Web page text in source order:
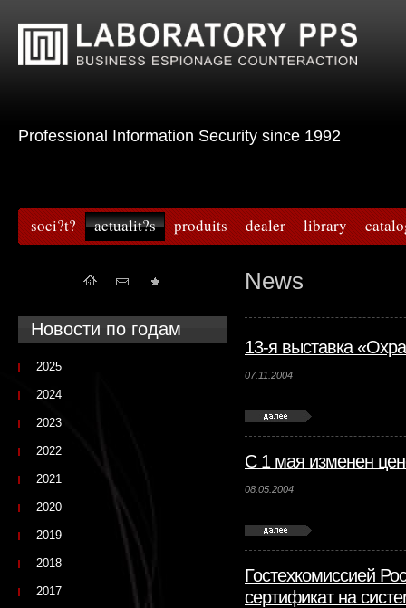
Professional Information Security since 1992
soci?t? actualit?s produits dealer library
News
13-я выставка
07.11.2004
С 1 мая изменен
08.05.2004
Гостехкомиссией
сертификат на
Новости по годам
2025
2024
2023
2022
2021
2020
2019
2018
2017